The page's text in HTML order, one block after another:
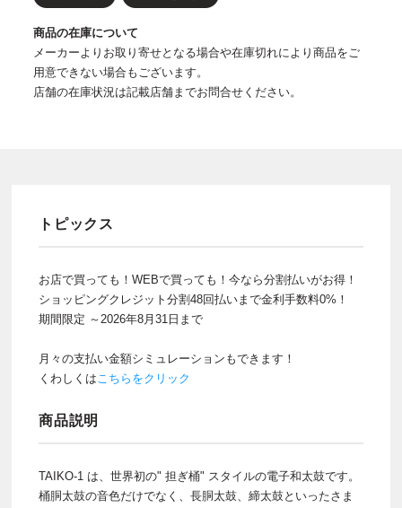
商品の在庫について
メーカーよりお取り寄せとなる場合や在庫切れにより商品をご
用意できない場合もございます。
店舗の在庫状況は記載店舗までお問合せください。
トピックス
お店で買っても！WEBで買っても！今なら分割払いがお得！
ショッピングクレジット分割48回払いまで金利手数料0%！
期間限定 ～2026年8月31日まで
月々の支払い金額シミュレーションもできます！
くわしくはこちらをクリック
商品説明
TAIKO-1 は、世界初の" 担ぎ桶" スタイルの電子和太鼓です。
桶胴太鼓の音色だけでなく、⻑胴太⿎、締太⿎といったさま